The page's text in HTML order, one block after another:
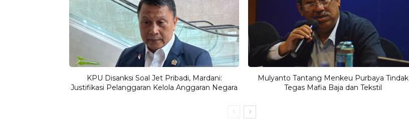
KPU Disanksi Soal Jet Pribadi, Mardani:
Justifikasi Pelanggaran Kelola Anggaran Negara
Mulyanto Tantang Menkeu Purbaya Tindak
Tegas Mafia Baja dan Tekstil